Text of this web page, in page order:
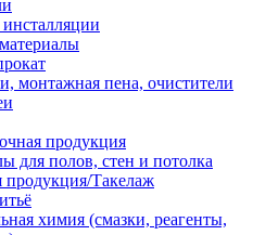
монтажная пена, очистители
продукция
для полов, стен и потолка
продукция/Такелаж
химия (смазки, реагенты,